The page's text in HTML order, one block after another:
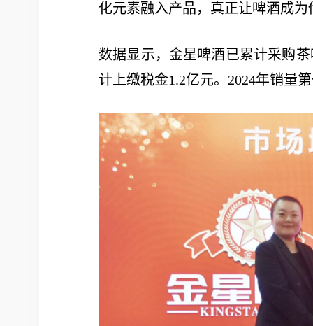
化元素融入产品，真正让啤酒成
数据显示，金星啤酒已累计采购
计上缴税金1.2亿元。2024年销量